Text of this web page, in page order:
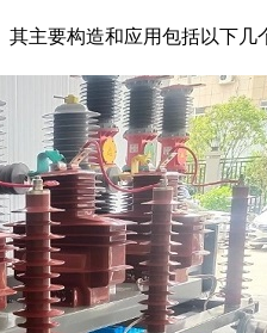
主要构造和应用包括以下几